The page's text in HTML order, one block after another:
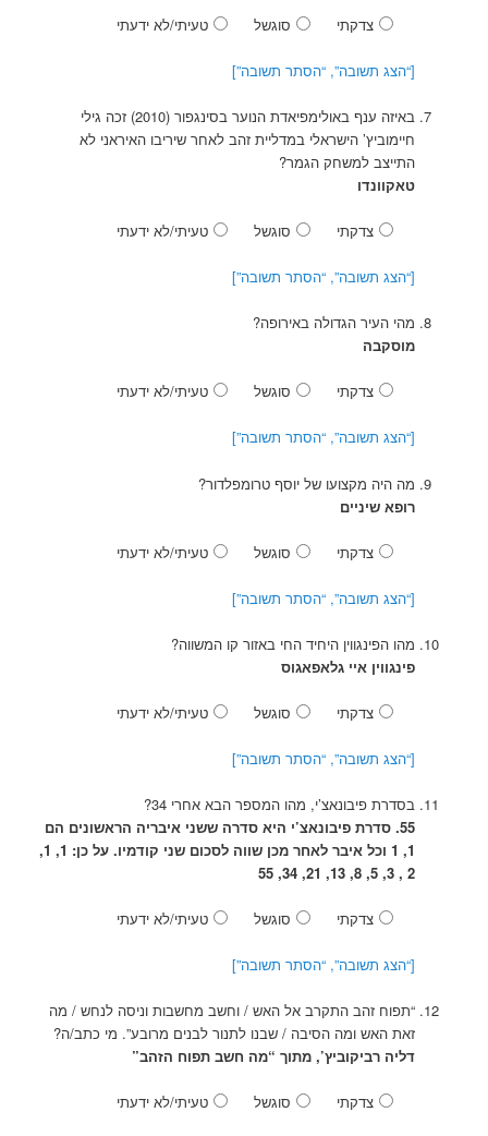
צדקתי סוגשל טעיתי/לא ידעתי
[“הצג תשובה”, “הסתר תשובה”]
באיזה ענף באולימפיאדת הנוער בסינגפור (2010) זכה גילי
חיימוביץ’ הישראלי במדליית זהב לאחר שיריבו האיראני לא
התייצב למשחק הגמר?
טאקוונדו
צדקתי סוגשל טעיתי/לא ידעתי
[“הצג תשובה”, “הסתר תשובה”]
מהי העיר הגדולה באירופה?
מוסקבה
צדקתי סוגשל טעיתי/לא ידעתי
[“הצג תשובה”, “הסתר תשובה”]
מה היה מקצועו של יוסף טרומפלדור?
רופא שיניים
צדקתי סוגשל טעיתי/לא ידעתי
[“הצג תשובה”, “הסתר תשובה”]
מהו הפינגווין היחיד החי באזור קו המשווה?
פינגווין איי גלאפאגוס
צדקתי סוגשל טעיתי/לא ידעתי
[“הצג תשובה”, “הסתר תשובה”]
בסדרת פיבונאצ’י, מהו המספר הבא אחרי 34?
55. סדרת פיבונאצ’י היא סדרה ששני איבריה הראשונים הם
1, 1 וכל איבר לאחר מכן שווה לסכום שני קודמיו. על כן: 1, 1,
2 , 3, 5, 8, 13, 21, 34, 55
צדקתי סוגשל טעיתי/לא ידעתי
[“הצג תשובה”, “הסתר תשובה”]
“תפוח זהב התקרב אל האש / וחשב מחשבות וניסה לנחש / מה
זאת האש ומה הסיבה / שבנו לתנור לבנים מרובע”. מי כתב/ה?
דליה רביקוביץ’, מתוך “מה חשב תפוח הזהב”
צדקתי סוגשל טעיתי/לא ידעתי